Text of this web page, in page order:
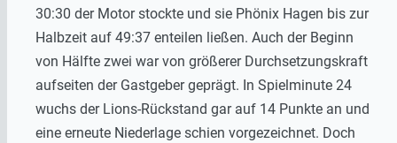
30:30 der Motor stockte und sie Phönix Hagen bis zur
Halbzeit auf 49:37 enteilen ließen. Auch der Beginn
von Hälfte zwei war von größerer Durchsetzungskraft
aufseiten der Gastgeber geprägt. In Spielminute 24
wuchs der Lions-Rückstand gar auf 14 Punkte an und
eine erneute Niederlage schien vorgezeichnet. Doch